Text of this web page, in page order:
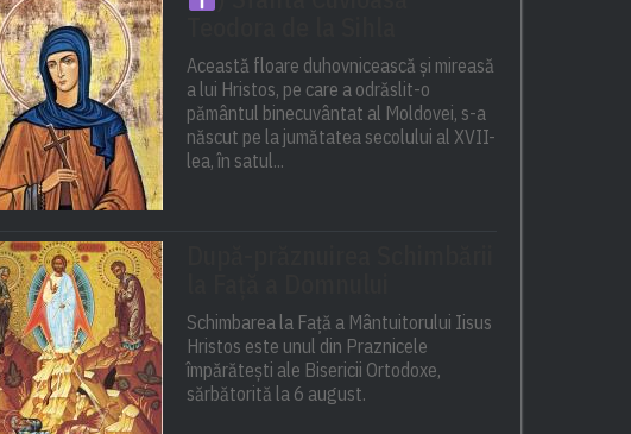
Această floare duhovnicească și mireasă
a lui Hristos, pe care a odrăslit-o
pământul binecuvântat al Moldovei, s-a
născut pe la jumătatea secolului al XVII-
lea, în satul...
Schimbarea la Față a Mântuitorului Iisus
Hristos este unul din Praznicele
împărătești ale Bisericii Ortodoxe,
sărbătorită la 6 august.